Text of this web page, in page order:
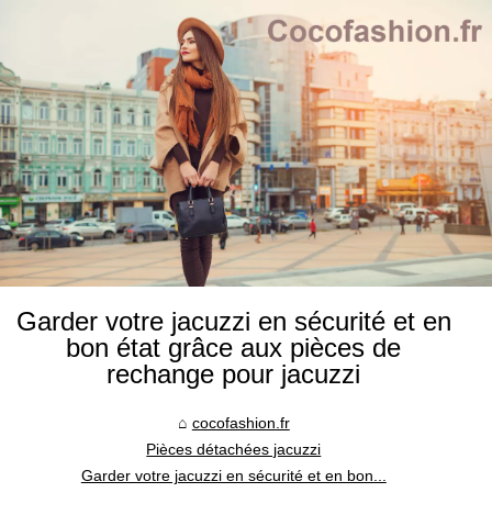
Garder votre jacuzzi en sécurité et en
bon état grâce aux pièces de
rechange pour jacuzzi
cocofashion.fr
Pièces détachées jacuzzi
Garder votre jacuzzi en sécurité et en bon...